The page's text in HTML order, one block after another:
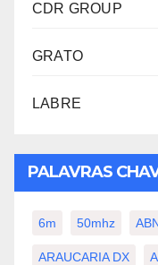
CDR GROUP
GRATO
LABRE
PALAVRAS
6m 50mhz
ARAUCARIA DX